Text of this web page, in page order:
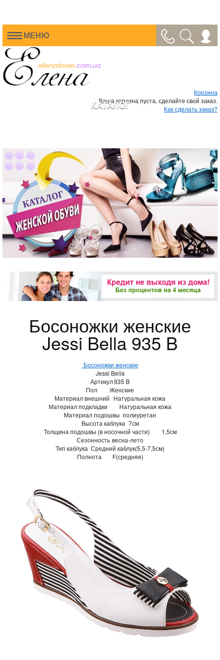
МЕНЮ
Корзина
Ваша корзина пуста, сделайте свой заказ.
Как сделать заказ?
КАТАЛОГ
Босоножки женские
Jessi Bella 935 B
Босоножки женские
Jessi Bella
Артикул935 B
Пол
Женские
Материал внешний Натуральная кожа
Материал подкладки
Натуральная кожа
Материал подошвы полиуретан
Высота каблука 7см
Толщина подошвы (в носочной части)
1,5см
Сезонность весна-лето
Тип каблука Средний каблук(5,5-7,5см)
Полнота
F(средняя)